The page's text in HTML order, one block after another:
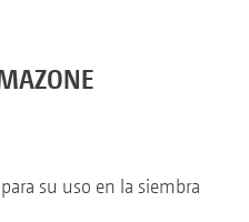
su uso en la siembra